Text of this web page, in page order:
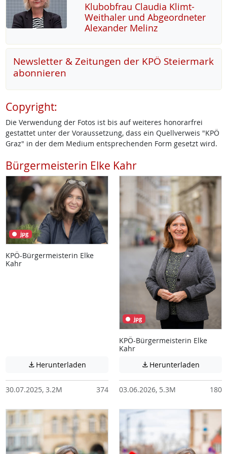
Klu­b­ob­frau Clau­dia Klimt-
Weitha­ler und Ab­ge­ord­ne­ter
Alex­an­der Me­linz
Newsletter & Zeitungen der KPÖ Steiermark
abonnieren
Copyright:
Die Verwendung der Fotos ist bis auf weiteres honorarfrei
gestattet unter der Voraussetzung, dass ein Quellverweis "KPÖ
Graz" in der dem Medium entsprechenden Form gesetzt wird.
Bürgermeisterin Elke Kahr
jpg
KPÖ-Bürgermeisterin Elke
Kahr
 Herunterladen Achtung: Diese Datei enthält unter
30.07.2025, 3.2M 374
jpg
KPÖ-Bürgermeisterin Elke
Kahr
 Herunterladen
03.06.2026, 5.3M 180